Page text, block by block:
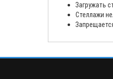
Загружать
Стеллажи